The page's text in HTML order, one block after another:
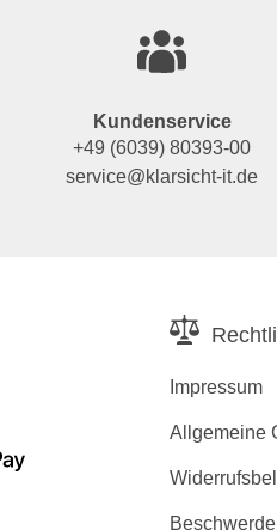
Kundenservice
+49 (6039) 80393-00
service@klarsicht-it.de
Impressum
Allgemeine